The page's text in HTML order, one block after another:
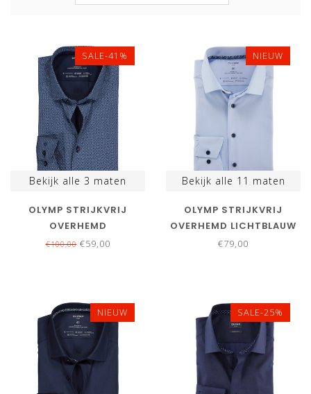
SALE-41%
Bekijk alle 3 maten
OLYMP STRIJKVRIJ
OVERHEMD
DONKERBLAUW BLAUW
€100,00€59,00
NIEUW
Bekijk alle 11 maten
OLYMP STRIJKVRIJ
OVERHEMD LICHTBLAUW
STRETCH
€79,00
NIEUW SALE-25%